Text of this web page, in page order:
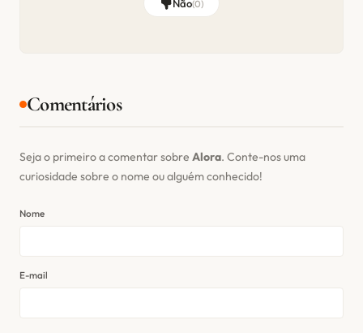
Não(0)
Comentários
Seja o primeiro a comentar sobre Alora. Conte-nos uma
curiosidade sobre o nome ou alguém conhecido!
Nome
E-mail